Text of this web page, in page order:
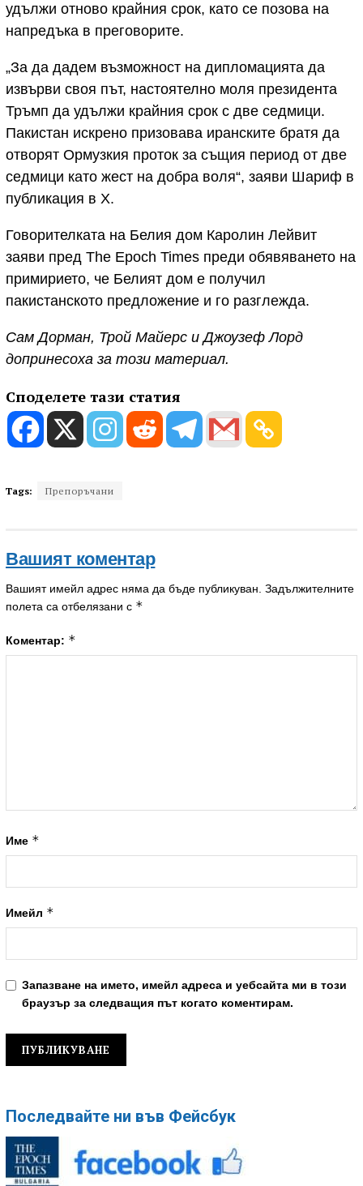
удължи отново крайния срок, като се позова на
напредъка в преговорите.
„За да дадем възможност на дипломацията да
извърви своя път, настоятелно моля президента
Тръмп да удължи крайния срок с две седмици.
Пакистан искрено призовава иранските братя да
отворят Ормузкия проток за същия период от две
седмици като жест на добра воля“, заяви Шариф в
публикация в X.
Говорителката на Белия дом Каролин Лейвит
заяви пред The Epoch Times преди обявяването на
примирието, че Белият дом е получил
пакистанското предложение и го разглежда.
Сам Дорман, Трой Майерс и Джоузеф Лорд
допринесоха за този материал.
Споделете тази статия
Tags: Препоръчани
Вашият коментар
Вашият имейл адрес няма да бъде публикуван. Задължителните
полета са отбелязани с *
Коментар: *
Име *
Имейл *
Запазване на името, имейл адреса и уебсайта ми в този
браузър за следващия път когато коментирам.
Последвайте ни във Фейсбук